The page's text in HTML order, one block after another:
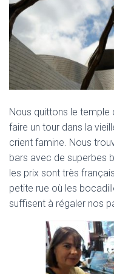
Nous quittons le temple
faire un tour dans la
crient famine. Nous
bars avec de superbes
les prix sont très
petite rue où les
suffisent à régaler nos